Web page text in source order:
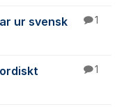
ur svensk
1
1